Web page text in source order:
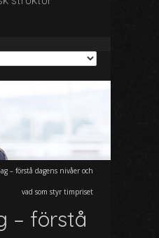
– förstå dagens nivåer och
vad som styr timpriset
– förstå